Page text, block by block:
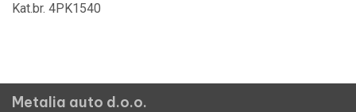
Kat.br. 4PK1540
Metalia auto d.o.o.